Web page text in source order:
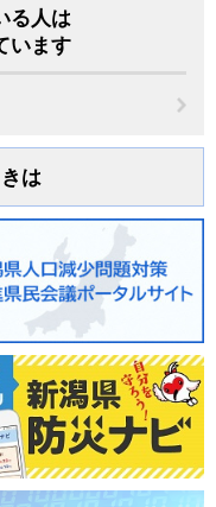
る人は
います
は